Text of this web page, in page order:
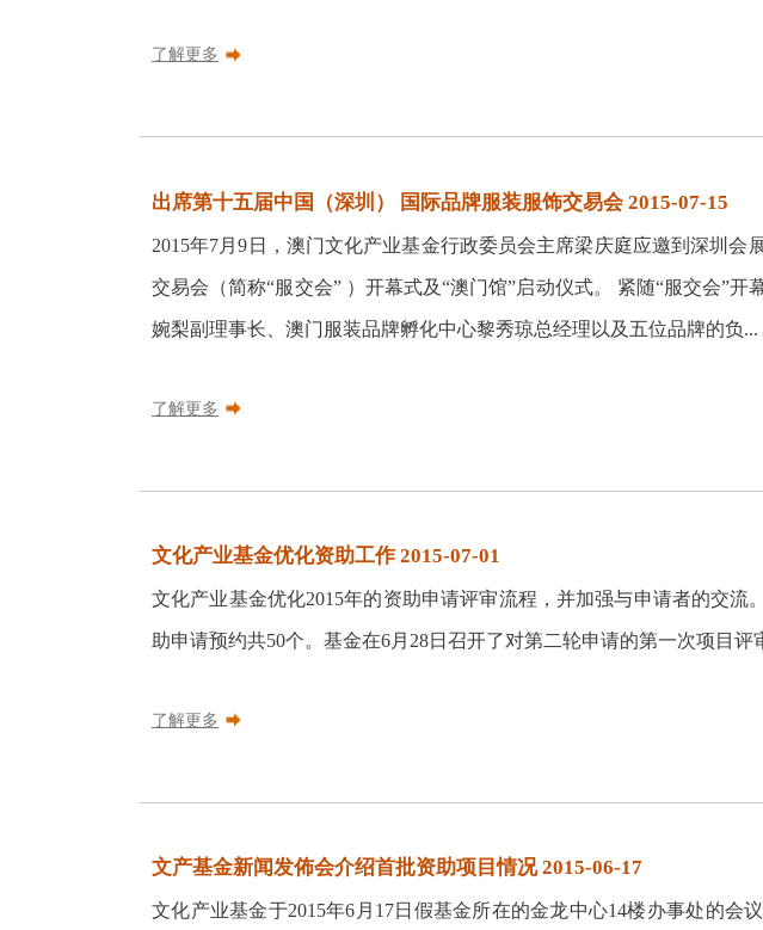
了解更多
出席第十五届中国（深圳） 国际品牌服装服饰交易会 2015-07-15
2015年7月9日，澳门文化产业基金行政委员会主席梁庆庭应邀到深圳
交易会（简称“服交会” ）开幕式及“澳门馆”启动仪式。 紧随“服交会”
婉梨副理事长、澳门服装品牌孵化中心黎秀琼总经理以及五位品牌的负...
了解更多
文化产业基金优化资助工作 2015-07-01
文化产业基金优化2015年的资助申请评审流程，并加强与申请者的交
助申请预约共50个。基金在6月28日召开了对第二轮申请的第一次项目
了解更多
文产基金新闻发佈会介绍首批资助项目情况 2015-06-17
文化产业基金于2015年6月17日假基金所在的金龙中心14楼办事处的会